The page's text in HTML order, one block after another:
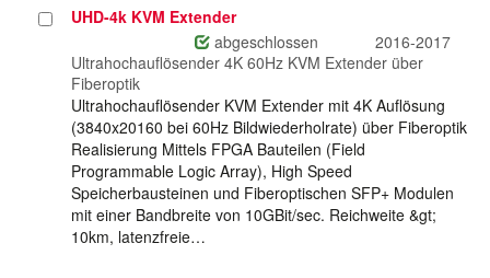
ProjektUHD-4k KVM Extender
abgeschlossen
2016-2017
Ultrahochauflösender 4K 60Hz KVM Extender über
Fiberoptik
Ultrahochauflösender KVM Extender mit 4K Auflösung
(3840x20160 bei 60Hz Bildwiederholrate) über Fiberoptik
Realisierung Mittels FPGA Bauteilen (Field
Programmable Logic Array), High Speed
Speicherbausteinen und Fiberoptischen SFP+ Modulen
mit einer Bandbreite von 10GBit/sec. Reichweite &gt;
10km, latenzfreie…